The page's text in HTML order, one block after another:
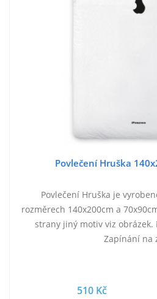
Povlečení Hruška
Povlečení Hruška je
rozměrech 140x200cm a
strany jiný motiv viz obrázek.
Zapínání na
510 Kč